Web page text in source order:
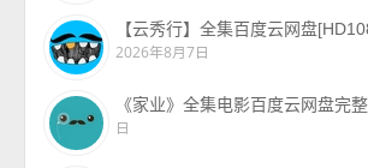
【云秀行】全集百度云网盘
2026年8月7日
《家业》全集电影百度云网盘完
日